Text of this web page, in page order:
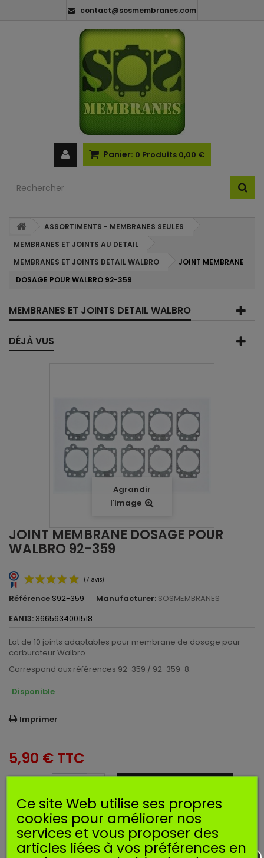
contact@sosmembranes.com
Panier: 0 Produits 0,00 €
ASSORTIMENTS - MEMBRANES SEULES
MEMBRANES ET JOINTS AU DETAIL
MEMBRANES ET JOINTS DETAIL WALBRO
JOINT MEMBRANE
DOSAGE POUR WALBRO 92-359
MEMBRANES ET JOINTS DETAIL WALBRO
DÉJÀ VUS
Agrandir
l'image
JOINT MEMBRANE DOSAGE POUR
WALBRO 92-359
Référence S92-359 Manufacturer: SOSMEMBRANES
EAN13: 3665634001518
Lot de 10 joints adaptables pour membrane de dosage pour
carburateur Walbro.
Correspond aux références 92-359 / 92-359-8.
Disponible
Imprimer
5,90 € TTC
FICHE TECHNIQUE
Nombre de
10
Ce site Web utilise ses propres
cookies pour améliorer nos
services et vous proposer des
articles liées à vos préférences en